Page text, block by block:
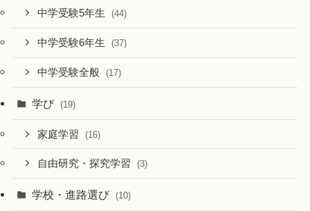
中学受験5年生 (44)
中学受験6年生 (37)
中学受験全般 (17)
学び (19)
家庭学習 (16)
自由研究・探究学習 (3)
学校・進路選び (10)